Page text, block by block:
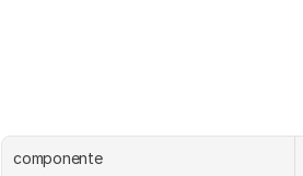
componente